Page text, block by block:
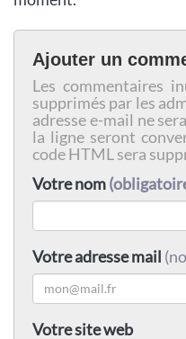
Ajouter un
Les commentaires
supprimés par les
adresse e-mail ne
la ligne seront
code HTML sera
Votre nom
Votre adresse mail
Votre site web